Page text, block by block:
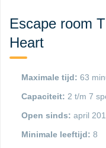
Escape room
Heart
Maximale tijd: 63
Capaciteit: 2 t/m 7
Open sinds: april
Minimale leeftijd: 8